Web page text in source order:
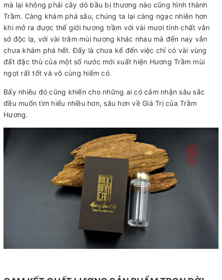
mà lại không phải cây dó bầu bị thương nào cũng hình thành
Trầm. Càng khám phá sâu, chúng ta lại càng ngạc nhiên hơn
khi mở ra được thế giới hương trầm với vài mươi tính chất vân
sớ độc lạ, với vài trăm mùi hương khác nhau mà đến nay vẫn
chưa khám phá hết. Đấy là chưa kể đến việc chỉ có vài vùng
đất đặc thù của một số nước mới xuất hiện Hương Trầm mùi
ngọt rất tốt và vô cùng hiếm có.
Bấy nhiêu đó cũng khiến cho những ai có cảm nhận sâu sắc
đều muốn tìm hiểu nhiều hơn, sâu hơn về Giá Trị của Trầm
Hương.